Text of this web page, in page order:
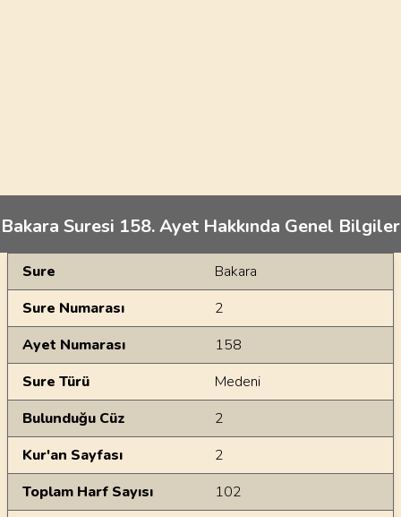
Bakara Suresi 158. Ayet Hakkında Genel Bilgiler
Genel Bilgiler
Sure
Bakara
Sure Numarası
2
Ayet Numarası
158
Sure Türü
Medeni
Bulunduğu Cüz
2
Kur'an Sayfası
2
Toplam Harf Sayısı
102